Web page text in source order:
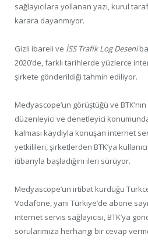
sağlayıcılara yollanan yazı, kurul
karara dayanmıyor.
Gizli ibareli ve İSS Trafik Log Deseni
2020’de, farklı tarihlerde yüzlerce
şirkete gönderildiği tahmin ediliyor.
Medyascope’un görüştüğü ve
düzenleyici ve denetleyici
kalması kaydıyla konuşan internet
yetkilileri, şirketlerden BTK’ya
itibarıyla başladığını ileri sürüyor.
Medyascope’un irtibat kurduğu
Vodafone, yani Türkiye’de abone
internet servis sağlayıcısı, BTK’ya
sorularımıza herhangi bir cevap